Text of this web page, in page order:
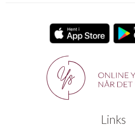
Links